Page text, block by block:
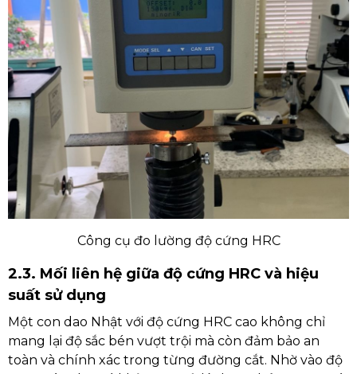
Công cụ đo lường độ cứng HRC
2.3. Mối liên hệ giữa độ cứng HRC và hiệu
suất sử dụng
Một con dao Nhật với độ cứng HRC cao không chỉ
mang lại độ sắc bén vượt trội mà còn đảm bảo an
toàn và chính xác trong từng đường cắt. Nhờ vào độ